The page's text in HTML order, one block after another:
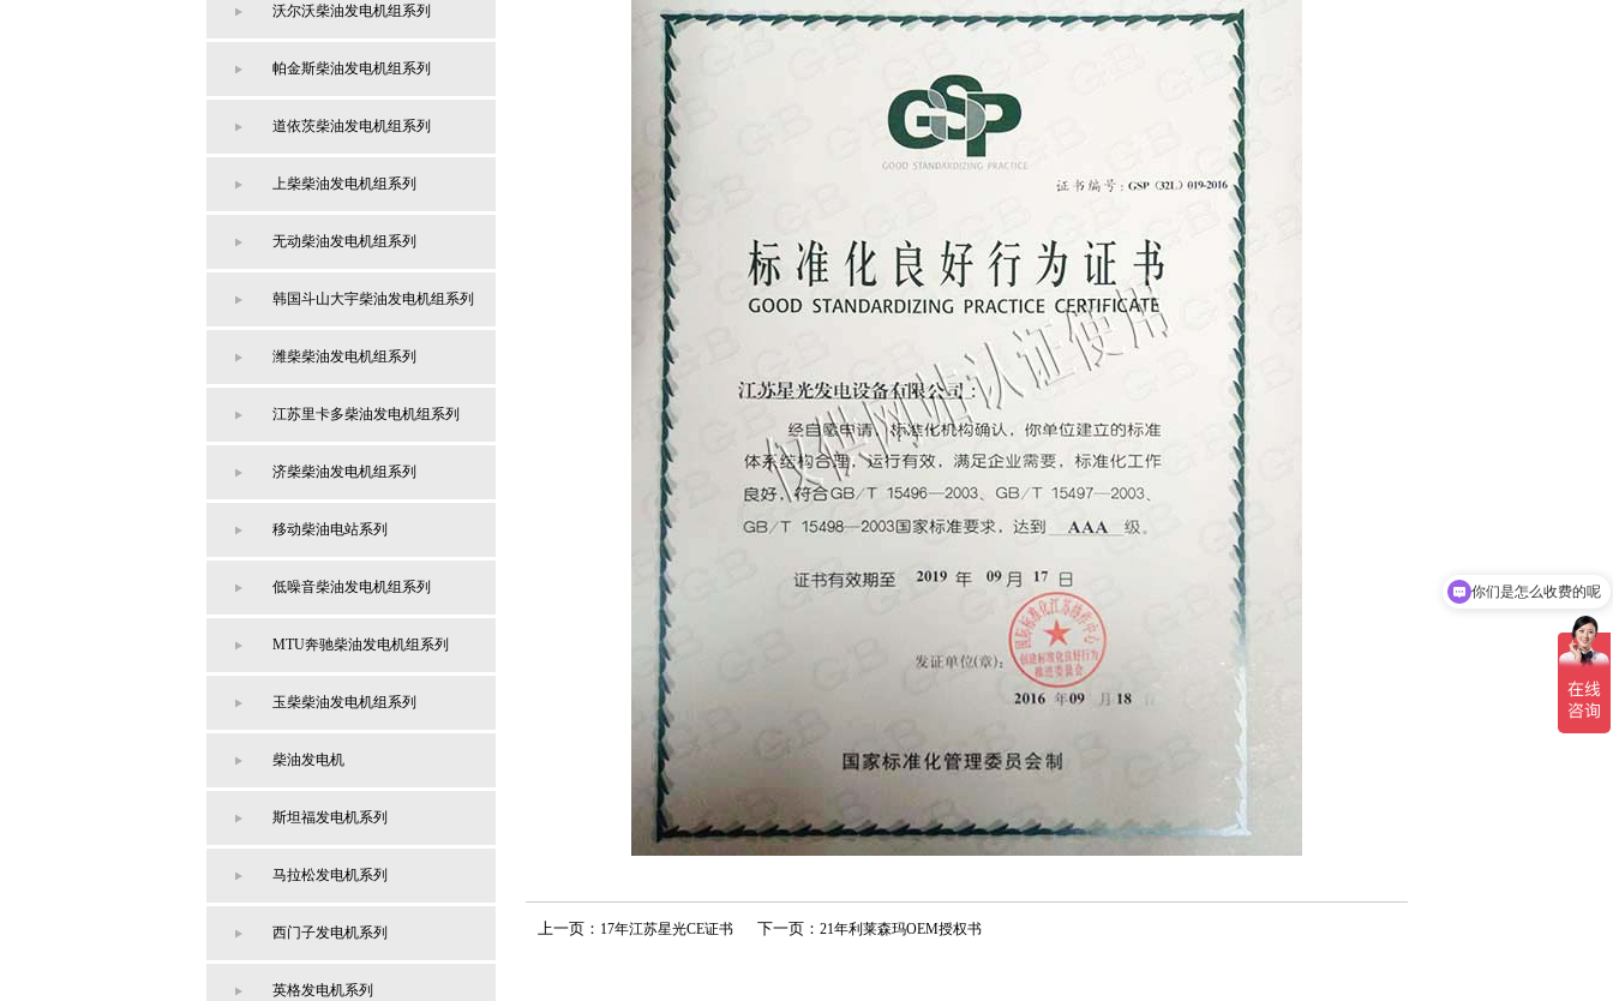
沃尔沃柴油发电机组系列
帕金斯柴油发电机组系列
道依茨柴油发电机组系列
上柴柴油发电机组系列
无动柴油发电机组系列
韩国斗山大宇柴油发电机组系列
潍柴柴油发电机组系列
江苏里卡多柴油发电机组系列
济柴柴油发电机组系列
移动柴油电站系列
低噪音柴油发电机组系列
MTU奔驰柴油发电机组系列
玉柴柴油发电机组系列
柴油发电机
斯坦福发电机系列
马拉松发电机系列
西门子发电机系列
英格发电机系列
上一页： 17年江苏星光CE证书 下一页： 21年利莱森玛OEM授权书
现在有优惠活动吗